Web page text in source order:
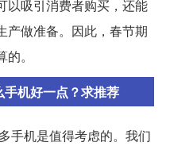
以吸引消费者购买，还能
产做准备。因此，春节期
。
机好一点？求推荐
手机是值得考虑的。我们